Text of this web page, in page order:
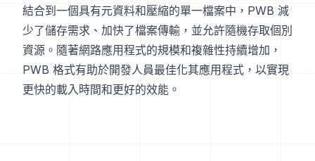
結合到一個具有元資料和壓縮的單一檔案中，PWB 減
少了儲存需求、加快了檔案傳輸，並允許隨機存取個別
資源。隨著網路應用程式的規模和複雜性持續增加，
PWB 格式有助於開發人員最佳化其應用程式，以實現
更快的載入時間和更好的效能。